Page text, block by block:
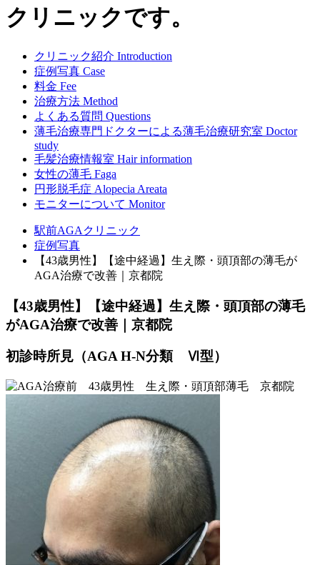
クリニックです。
クリニック紹介 Introduction
症例写真 Case
料金 Fee
治療方法 Method
よくある質問 Questions
薄毛治療専門ドクターによる薄毛治療研究室 Doctor
study
毛髪治療情報室 Hair information
女性の薄毛 Faga
円形脱毛症 Alopecia Areata
モニターについて Monitor
駅前AGAクリニック
症例写真
【43歳男性】【途中経過】生え際・頭頂部の薄毛が
AGA治療で改善｜京都院
【43歳男性】【途中経過】生え際・頭頂部の薄毛
がAGA治療で改善｜京都院
初診時所見（AGA H-N分類 Ⅵ型）